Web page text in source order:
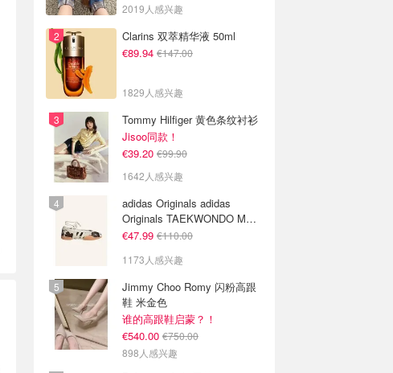
2019人感兴趣
Clarins 双萃精华液 50ml
€89.94 €147.00
1829人感兴趣
Tommy Hilfiger 黄色条纹衬衫
Jisoo同款！
€39.20 €99.90
1642人感兴趣
adidas Originals adidas
Originals TAEKWONDO MEI
芭蕾鞋 棕色米色
€47.99 €110.00
1173人感兴趣
Jimmy Choo Romy 闪粉高跟
鞋 米金色
谁的高跟鞋启蒙？！
€540.00 €750.00
898人感兴趣